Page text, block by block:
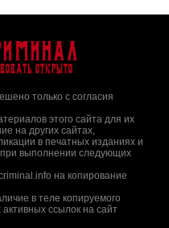
открыто
только с согласия
этого сайта для их
на других сайтах,
в печатных изданиях и
выполнении следующих
на копирование
в теле копируемого
ссылок на сайт